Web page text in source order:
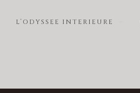
L’ODYSSEE INTERIEURE